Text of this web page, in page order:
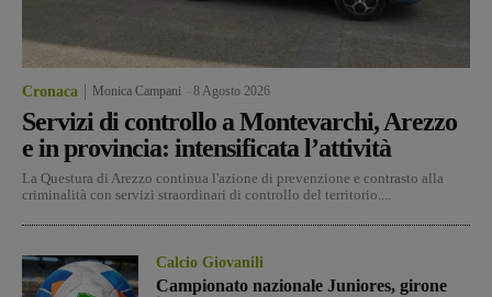
Cronaca Monica Campani 8 Agosto 2026
Servizi di controllo a Montevarchi, Arezzo
e in provincia: intensificata l’attività
La Questura di Arezzo continua l'azione di prevenzione e contrasto alla
criminalità con servizi straordinari di controllo del territorio....
Calcio Giovanili
Campionato nazionale Juniores, girone